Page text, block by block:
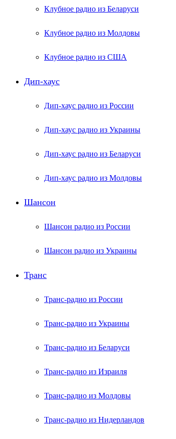
Клубное радио из Беларуси
Клубное радио из Молдовы
Клубное радио из США
Дип-хаус
Дип-хаус радио из России
Дип-хаус радио из Украины
Дип-хаус радио из Беларуси
Дип-хаус радио из Молдовы
Шансон
Шансон радио из России
Шансон радио из Украины
Транс
Транс-радио из России
Транс-радио из Украины
Транс-радио из Беларуси
Транс-радио из Израиля
Транс-радио из Молдовы
Транс-радио из Нидерландов